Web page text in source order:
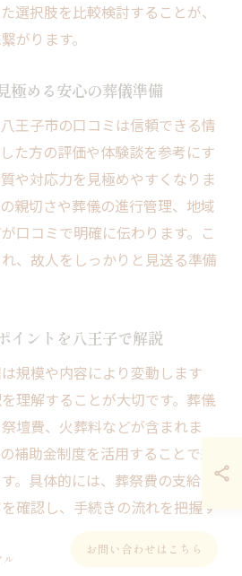
選択肢を比較検討することが、
がります。
極める安心の葬儀準備
王子市の口コミは信頼できる情
た方の評価や体験談を参考にす
や対応力を見極めやすくなりま
親切さや葬儀の進行管理、地域
口コミで明確に伝わります。こ
、故人をしっかりと見送る準備
イントを八王子で解説
規模や内容により変動します
理解することが大切です。葬儀
壇費、火葬料などが含まれま
補助金制度を活用することで経
。具体的には、葬祭費の支給申
確認し、手続きの流れを把握す
お問い合わせはこちら